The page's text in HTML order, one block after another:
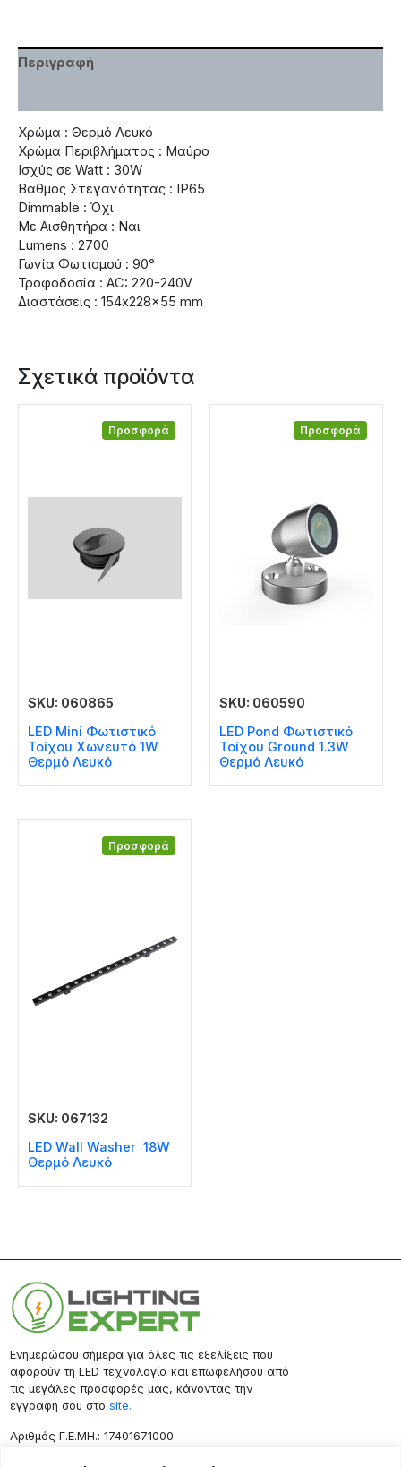
Περιγραφή
Χρώμα : Θερμό Λευκό
Χρώμα Περιβλήματος : Μαύρο
Ισχύς σε Watt : 30W
Βαθμός Στεγανότητας : IP65
Dimmable : Όχι
Με Αισθητήρα : Ναι
Lumens : 2700
Γωνία Φωτισμού : 90°
Τροφοδοσία : AC: 220-240V
Διαστάσεις : 154x228x55 mm
Σχετικά προϊόντα
Προσφορά
SKU: 060865
LED Mini Φωτιστικό
Τοίχου Χωνευτό 1W
Θερμό Λευκό
Προσφορά
SKU: 060590
LED Pond Φωτιστικό
Τοίχου Ground 1.3W
Θερμό Λευκό
Προσφορά
SKU: 067132
LED Wall Washer 18W
Θερμό Λευκό
Ενημερώσου σήμερα για όλες τις εξελίξεις που
αφορούν τη LED τεχνολογία και επωφελήσου από
τις μεγάλες προσφορές μας, κάνοντας την
εγγραφή σου στο site.
Aριθμός Γ.Ε.ΜΗ.: 17401671000